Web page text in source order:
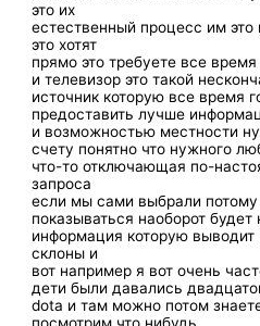
это их
естественный процесс им это
это хотят
прямо это требуете все время
и телевизор это такой
источник которую все время
предоставить лучше
и возможностью местности
счету понятно что нужного
что-то отключающая по-
запроса
если мы сами выбрали потому
показываться наоборот будет
информация которую выводит
склоны и
вот например я вот очень
дети были давались
dota и там можно потом